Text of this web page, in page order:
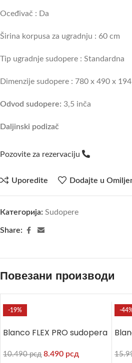
Oceđivač : Da
Širina korpusa za ugradnju : 60 cm
Tip ugradnje sudopere : Standardna
Dimenzije sudopere : 780 x 490 x
Odvod sudopere: 3,5 inča
Daljinski podizač
Pozovite za rezervaciju
Uporedite Dodajte u
Категорија: Sudopere
Share:
Повезани производи
-19%
Blanco FLEX PRO sudopera
10.490рсд 8.490 рсд
-